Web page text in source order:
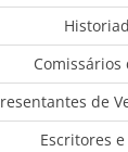
Comissários
de
Escritores